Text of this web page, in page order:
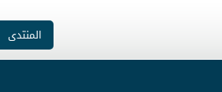
المنتدى